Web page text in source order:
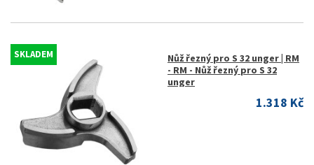
SKLADEM
Nůž řezný pro S 32 unger | RM
- RM - Nůž řezný pro S 32
unger
1.318 Kč